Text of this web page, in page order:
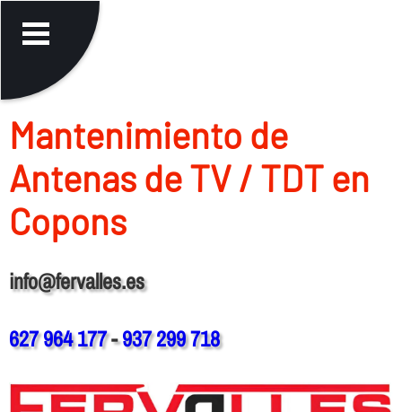
Mantenimiento de
Antenas de TV / TDT en
Copons
info@fervalles.es
627 964 177-937 299 718